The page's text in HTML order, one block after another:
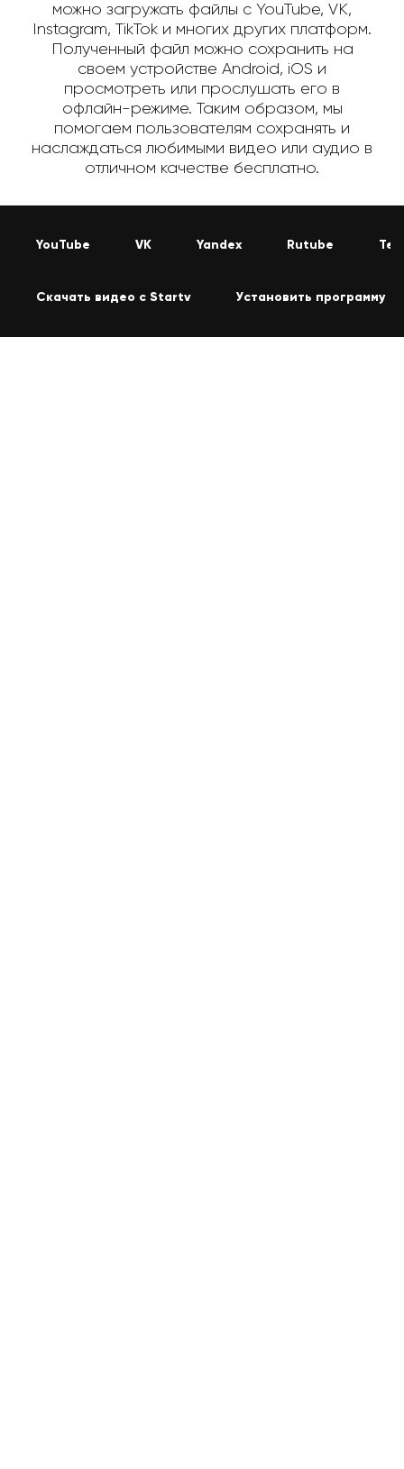
можно загружать файлы с YouTube, VK,
Instagram, TikTok и многих других платформ.
Полученный файл можно сохранить на
своем устройстве Android, iOS и
просмотреть или прослушать его в
офлайн-режиме. Таким образом, мы
помогаем пользователям сохранять и
наслаждаться любимыми видео или аудио в
отличном качестве бесплатно.
YouTube VK Yandex Rutube
Скачать видео с Startv Установить программу